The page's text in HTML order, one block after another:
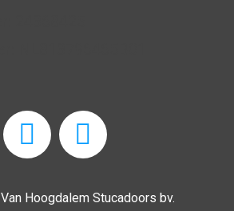
Van Hoogdalem Stucadoors bv.